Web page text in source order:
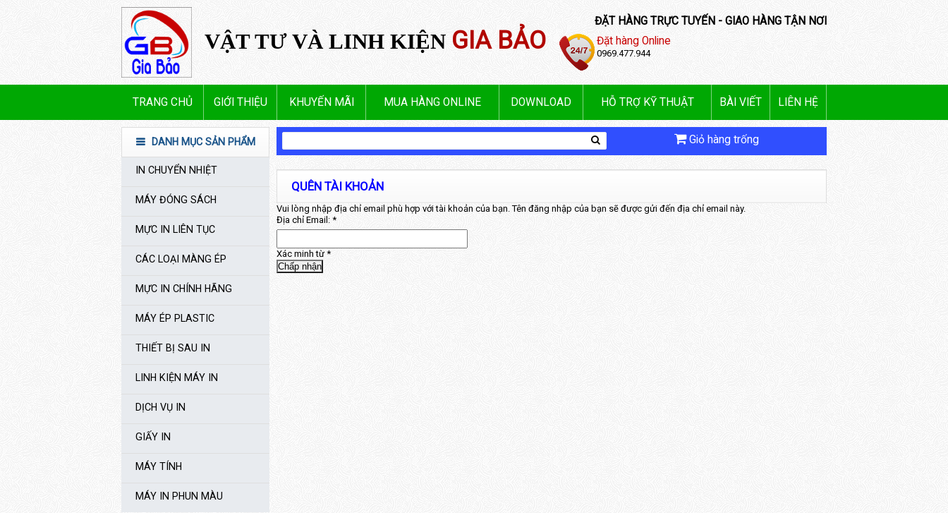
VẬT TƯ VÀ LINH KIỆN GIA BẢO
ĐẶT HÀNG TRỰC TUYẾN - GIAO HÀNG TẬN NƠI
Đặt hàng Online
0969.477.944
TRANG CHỦ GIỚI THIỆU KHUYẾN MÃI MUA HÀNG ONLINE DOWNLOAD HỖ TRỢ KỸ THUẬT BÀI VIẾT LIÊN HỆ
DANH MỤC SẢN PHẨM
IN CHUYỂN NHIỆT
MÁY ĐÓNG SÁCH
MỰC IN LIÊN TỤC
CÁC LOẠI MÀNG ÉP
MỰC IN CHÍNH HÃNG
MÁY ÉP PLASTIC
THIẾT BỊ SAU IN
LINH KIỆN MÁY IN
DỊCH VỤ IN
GIẤY IN
MÁY TÍNH
MÁY IN PHUN MÀU
Giỏ hàng trống
QUÊN TÀI KHOẢN
Vui lòng nhập địa chỉ email phù hợp với tài khoản của bạn. Tên đăng nhập của bạn sẽ được gửi đến địa chỉ email này.
Địa chỉ Email: *
Xác minh từ*
Chấp nhận